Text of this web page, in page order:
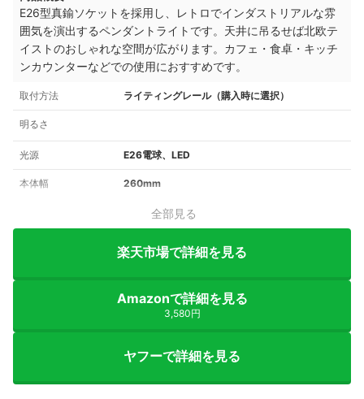
E26型真鍮ソケットを採用し、レトロでインダストリアルな雰
囲気を演出するペンダントライトです。天井に吊るせば北欧テ
イストのおしゃれな空間が広がります。カフェ・食卓・キッチ
ンカウンターなどでの使用におすすめです。
取付方法 ライティングレール（購入時に選択）
明るさ
光源 E26電球、LED
本体幅 260mm
全部見る
楽天市場で詳細を見る
Amazonで詳細を見る
3,580円
ヤフーで詳細を見る